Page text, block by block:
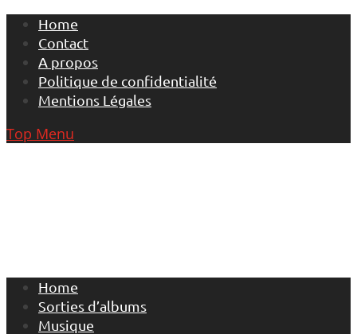
Skip
content
Home
Contact
A propos
Politique de confidentialité
Mentions Légales
Top Menu
Home
Sorties d’albums
Musique